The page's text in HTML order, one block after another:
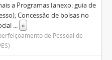
a Programas (anexo: guia de
Concessão de bolsas no
... »
de Pessoal de